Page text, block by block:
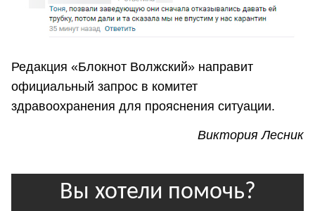
Редакция «Блокнот Волжский» направит
официальный запрос в комитет
здравоохранения для прояснения ситуации.
Виктория Лесник